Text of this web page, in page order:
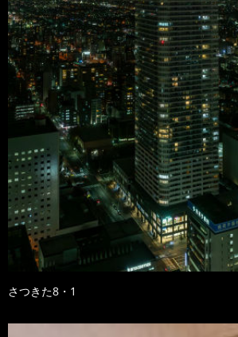
さつきた8・1